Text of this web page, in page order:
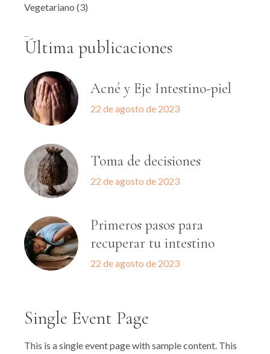
Vegetariano (3)
Última publicaciones
Acné y Eje Intestino-piel
22 de agosto de 2023
Toma de decisiones
22 de agosto de 2023
Primeros pasos para
recuperar tu intestino
22 de agosto de 2023
Single Event Page
This is a single event page with sample content. This